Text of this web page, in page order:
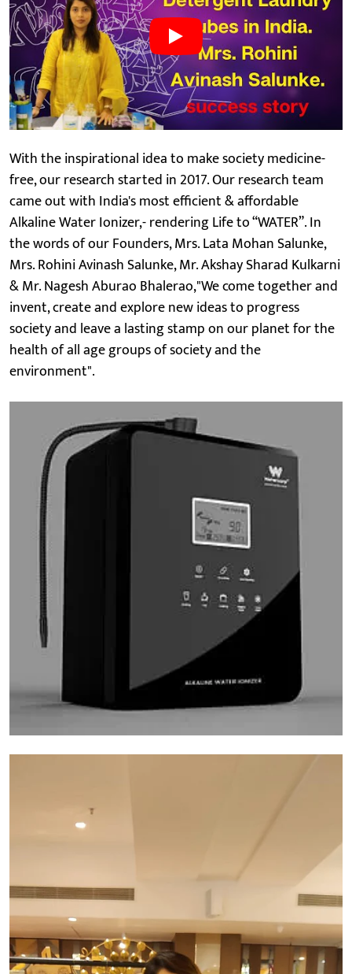
With the inspirational idea to make society medicine-
free, our research started in 2017. Our research team
came out with India's most efficient & affordable
Alkaline Water Ionizer,- rendering Life to “WATER”. In
the words of our Founders, Mrs. Lata Mohan Salunke,
Mrs. Rohini Avinash Salunke, Mr. Akshay Sharad Kulkarni
& Mr. Nagesh Aburao Bhalerao,"We come together and
invent, create and explore new ideas to progress
society and leave a lasting stamp on our planet for the
health of all age groups of society and the
environment".